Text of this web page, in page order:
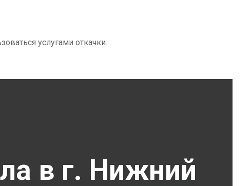
услугами откачки.
в г. Нижний